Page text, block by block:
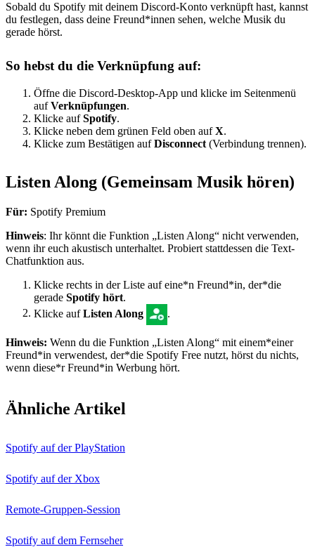
Sobald du Spotify mit deinem Discord-Konto verknüpft hast, kannst
du festlegen, dass deine Freund*innen sehen, welche Musik du
gerade hörst.
So hebst du die Verknüpfung auf:
Öffne die Discord-Desktop-App und klicke im Seitenmenü
aufVerknüpfungen.
Klicke aufSpotify.
Klicke neben dem grünen Feld oben aufX.
Klicke zum Bestätigen aufDisconnect (Verbindung trennen).
Listen Along (Gemeinsam Musik hören)
Für: Spotify Premium
Hinweis: Ihr könnt die Funktion „Listen Along“ nicht verwenden,
wenn ihr euch akustisch unterhaltet. Probiert stattdessen die Text-
Chatfunktion aus.
Klicke rechts in der Liste auf eine*n Freund*in, der*die
gerade Spotify hört.
Klicke aufListen Along .
Hinweis: Wenn du die Funktion „Listen Along“ mit einem*einer
Freund*in verwendest, der*die Spotify Free nutzt, hörst du nichts,
wenn diese*r Freund*in Werbung hört.
Ähnliche Artikel
Spotify auf der PlayStation
Spotify auf der Xbox
Remote-Gruppen-Session
Spotify auf dem Fernseher